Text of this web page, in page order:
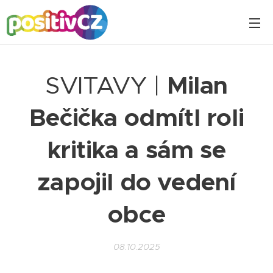
SVITAVY | Milan
Bečička odmítl roli
kritika a sám se
zapojil do vedení
obce
08.10.2025